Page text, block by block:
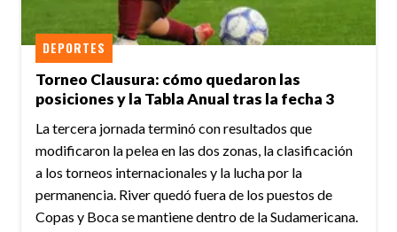
Torneo Clausura: cómo quedaron las
posiciones y la Tabla Anual tras la fecha 3
DEPORTES
La tercera jornada terminó con resultados que
modificaron la pelea en las dos zonas, la clasificación
a los torneos internacionales y la lucha por la
permanencia. River quedó fuera de los puestos de
Copas y Boca se mantiene dentro de la Sudamericana.